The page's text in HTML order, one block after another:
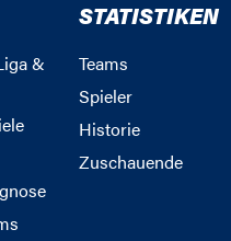
&
STATISTIKEN
Teams
Spieler
Historie
Zuschauende